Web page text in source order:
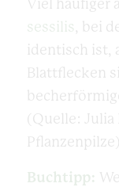
Viel häufiger
sessilis , bei
identisch ist,
Blattflecken
(Quelle: Julia
Pflanzenpilze)
Buchtipp: